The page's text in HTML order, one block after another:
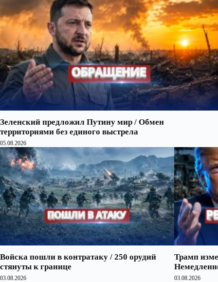
Зеленский предложил Путину мир / Обмен
территориями без единого выстрела
05.08.2026
Войска пошли в контратаку / 250 орудий
стянуты к границе
03.08.2026
Трамп
03.08.2026